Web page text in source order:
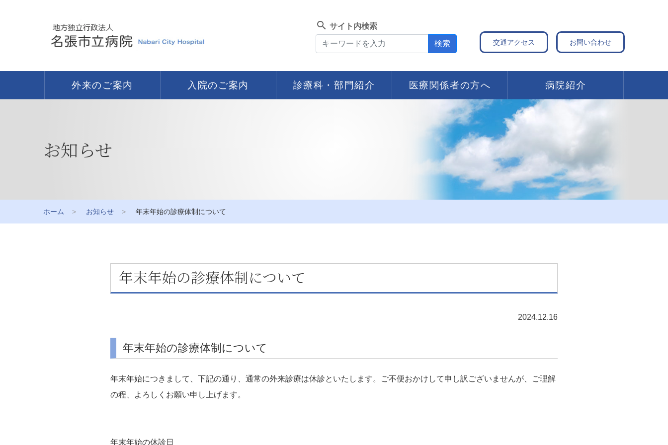
search サイト内検索
検索 交通アクセス お問い合わせ
外来のご案内 入院のご案内 診療科・部門紹介 医療関係者の方へ 病院紹介
お知らせ
ホーム お知らせ 年末年始の診療体制について
年末年始の診療体制について
2024.12.16
年末年始の診療体制について
年末年始につきまして、下記の通り、通常の外来診療は休診といたします。ご不便おかけして申し訳ございませんが、ご理解
の程、よろしくお願い申し上げます。
年末年始の休診日